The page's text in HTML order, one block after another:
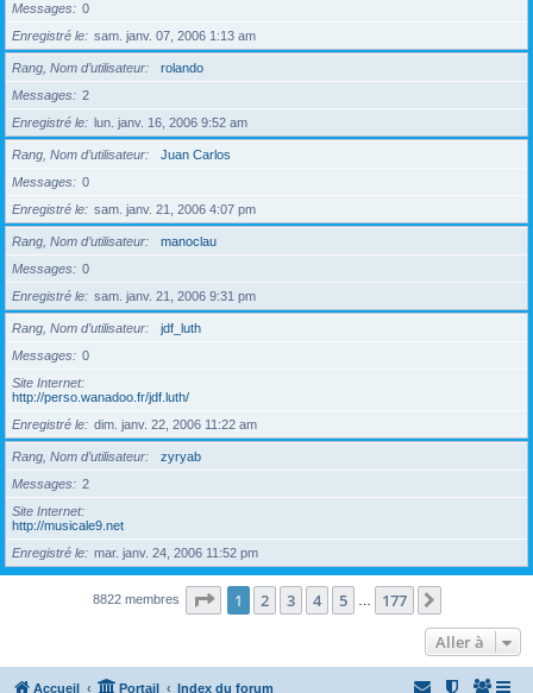
Messages
0
Enregistré le
sam. janv. 07, 2006 1:13 am
Rang, Nom d’utilisateur
rolando
Messages
2
Enregistré le
lun. janv. 16, 2006 9:52 am
Rang, Nom d’utilisateur
Juan Carlos
Messages
0
Enregistré le
sam. janv. 21, 2006 4:07 pm
Rang, Nom d’utilisateur
manoclau
Messages
0
Enregistré le
sam. janv. 21, 2006 9:31 pm
Rang, Nom d’utilisateur
jdf_luth
Messages
0
Site Internet
http://perso.wanadoo.fr/jdf.luth/
Enregistré le
dim. janv. 22, 2006 11:22 am
Rang, Nom d’utilisateur
zyryab
Messages
2
Site Internet
http://musicale9.net
Enregistré le
mar. janv. 24, 2006 11:52 pm
8822 membres Page 1sur177
1 2 3 4 5 177
Aller à
Accueil Portail Index du forum